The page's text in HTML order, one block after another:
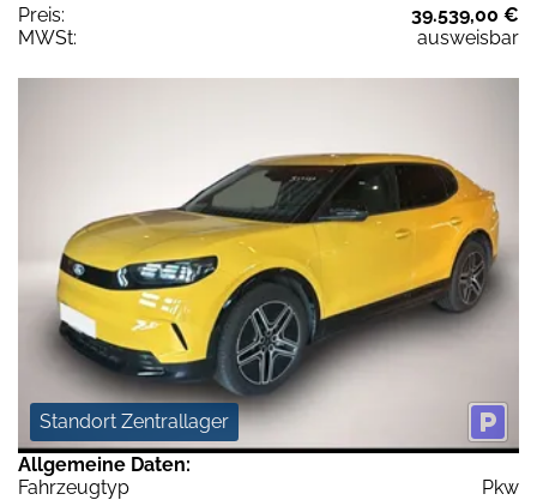
Preis:
39.539,00 €
MWSt:
ausweisbar
Standort Zentrallager
Allgemeine Daten:
Fahrzeugtyp
Pkw